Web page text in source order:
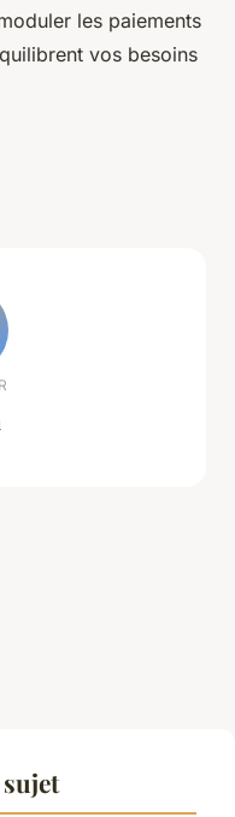
les paiements
vos besoins